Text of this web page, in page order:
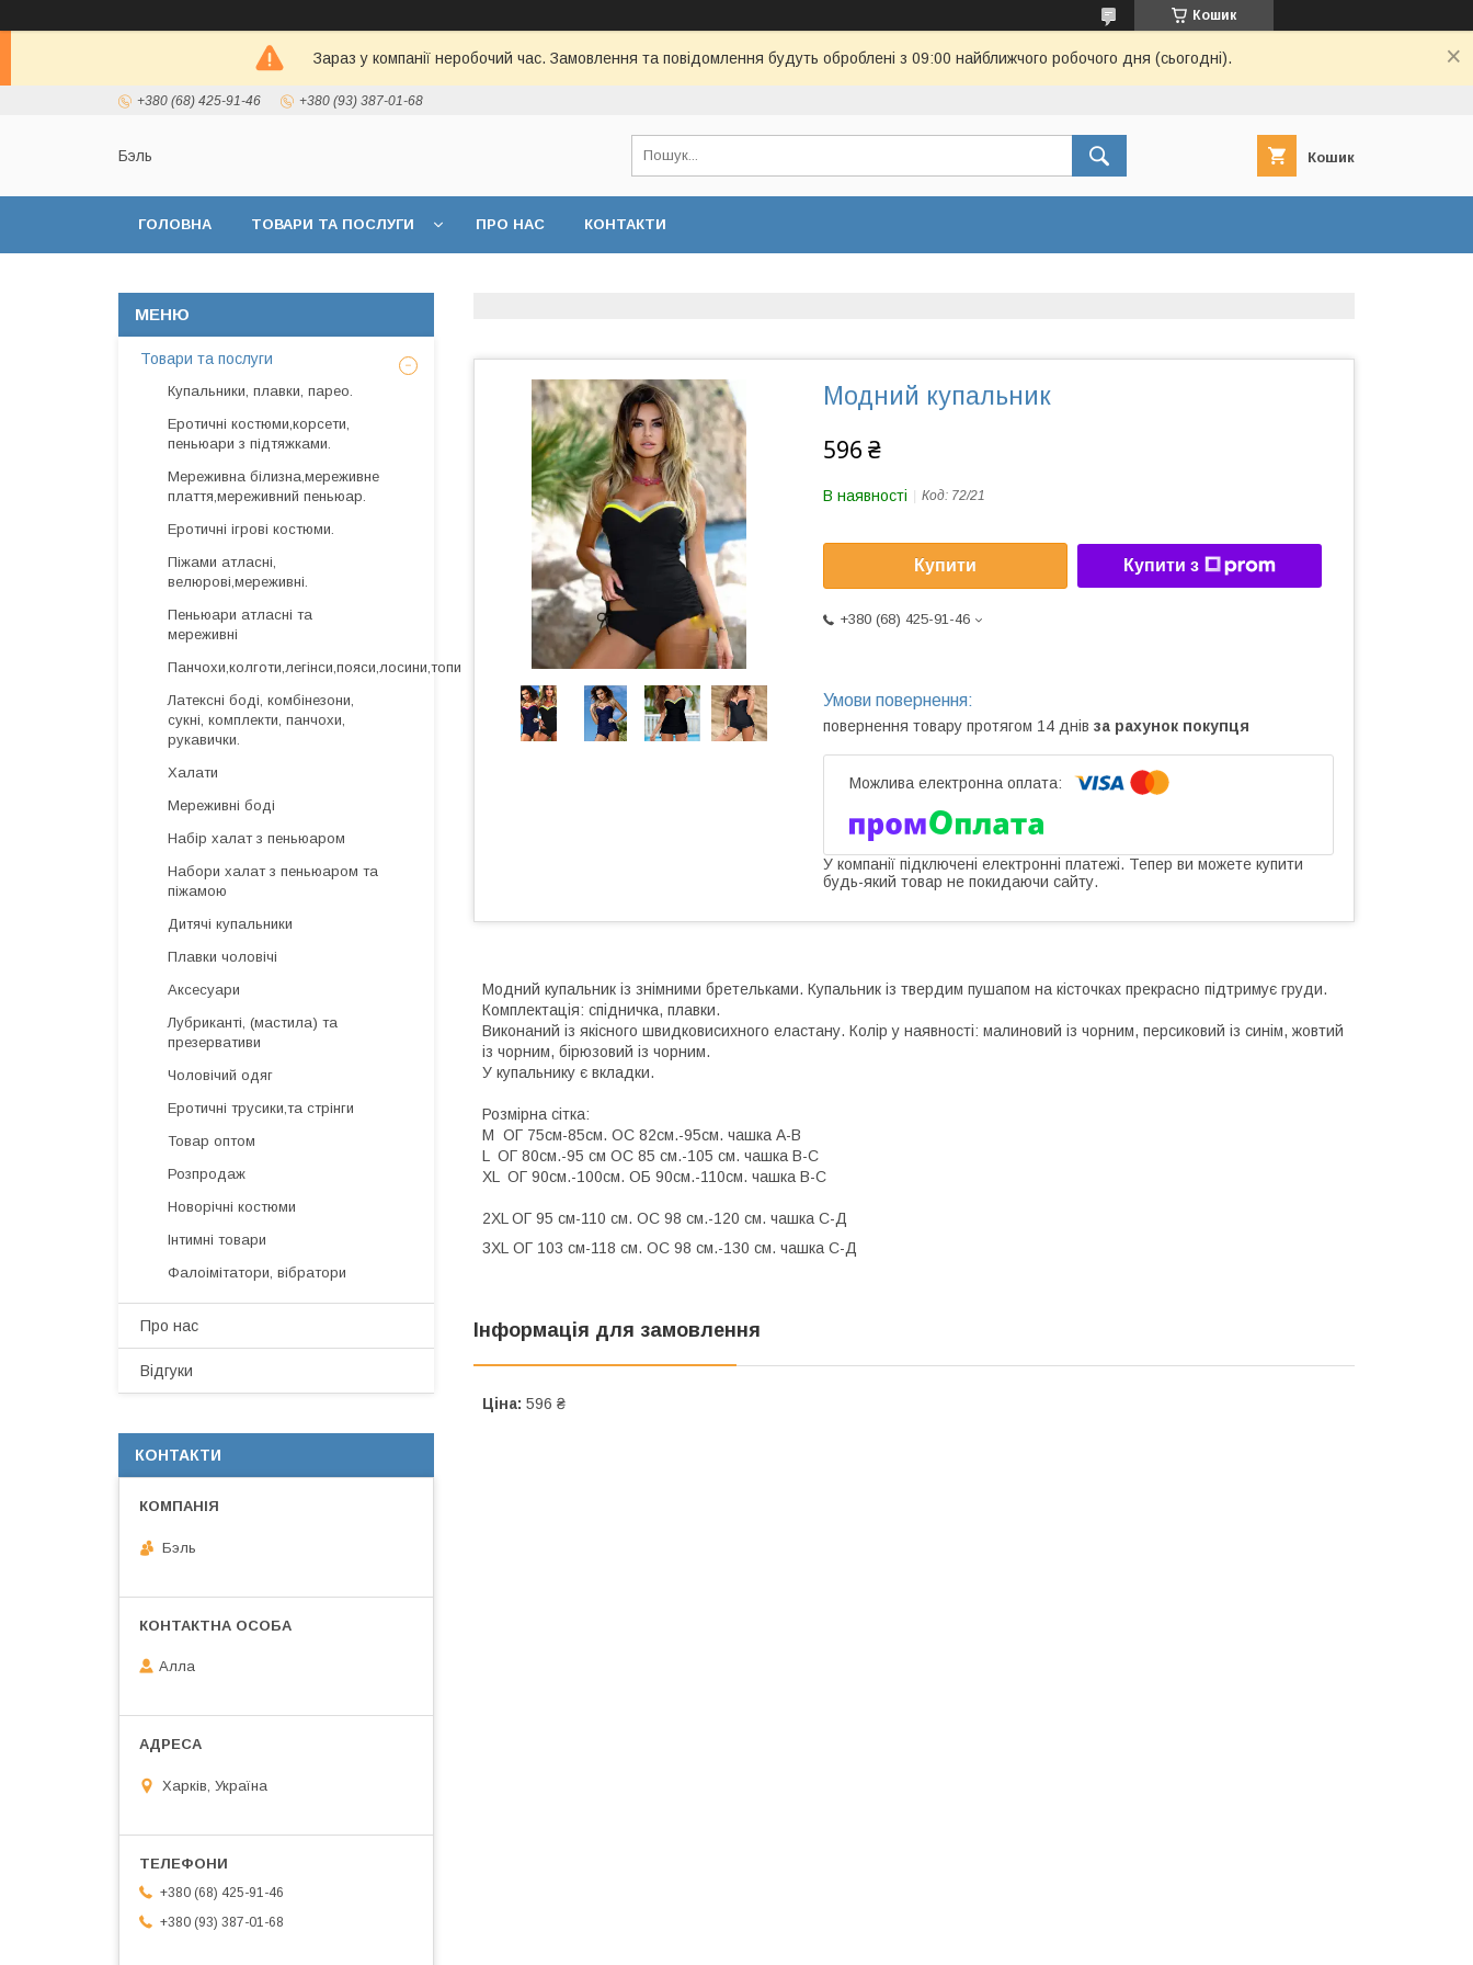
Кошик
Зараз у компанії неробочий час. Замовлення та повідомлення будуть оброблені з 09:00 найближчого робочого дня (сьогодні).
+380 (68) 425-91-46 +380 (93) 387-01-68
Бэль Кошик
ГОЛОВНА ТОВАРИ ТА ПОСЛУГИ ПРО НАС КОНТАКТИ
Модний купальник
596 ₴
В наявності Код: 72/21
Купити Купити з
+380 (68) 425-91-46
повернення товару протягом 14 днів за рахунок покупця
У компанії підключені електронні платежі. Тепер ви можете купити
будь-який товар не покидаючи сайту.
Модний купальник із знімними бретельками. Купальник із твердим пушапом на кісточках прекрасно підтримує груди.
Комплектація: спідничка, плавки.
Виконаний із якісного швидковисихного еластану. Колір у наявності: малиновий із чорним, персиковий із синім, жовтий
із чорним, бірюзовий із чорним.
У купальнику є вкладки.
Розмірна сітка:
M ОГ 75см-85см. ОС 82см.-95см. чашка А-В
L ОГ 80см.-95 см ОС 85 см.-105 см. чашка В-С
XL ОГ 90см.-100см. ОБ 90см.-110см. чашка В-С
2XL ОГ 95 см-110 см. ОС 98 см.-120 см. чашка С-Д
3ХL ОГ 103 см-118 см. ОС 98 см.-130 см. чашка С-Д
Інформація для замовлення
Ціна: 596 ₴
Товари та послуги
Купальники, плавки, парео.
Еротичні костюми,корсети,
пеньюари з підтяжками.
Мереживна білизна,мереживне
плаття,мереживний пеньюар.
Еротичні ігрові костюми.
Піжами атласні,
велюрові,мереживні.
Пеньюари атласні та
мереживні
Панчохи,колготи,легінси,пояси,лосини,топи
Латексні боді, комбінезони,
сукні, комплекти, панчохи,
рукавички.
Халати
Мереживні боді
Набір халат з пеньюаром
Набори халат з пеньюаром та
піжамою
Дитячі купальники
Плавки чоловічі
Аксесуари
Лубриканті, (мастила) та
презервативи
Чоловічий одяг
Еротичні трусики,та стрінги
Товар оптом
Розпродаж
Новорічні костюми
Інтимні товари
Фалоімітатори, вібратори
Про нас
Відгуки
КОНТАКТИ
Бэль
Алла
Харків, Україна
+380 (68) 425-91-46
+380 (93) 387-01-68